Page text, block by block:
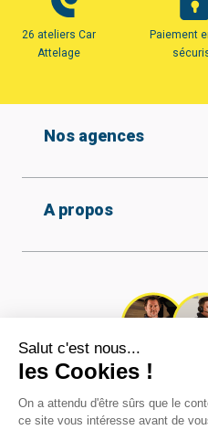
26 ateliers Car
Attelage
Paiement
Nos agences
Armentières
Beauvais
Caudry
Coignières
Dunkerque
A propos
Contact
Mentions légales
Nos experts